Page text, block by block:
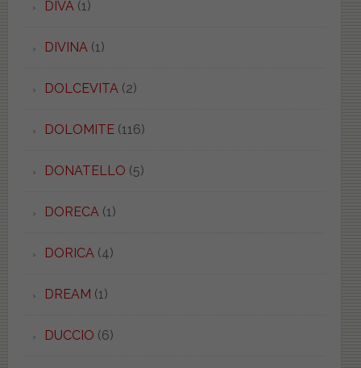
DIVA(1)
DIVINA(1)
DOLCEVITA(2)
DOLOMITE(116)
DONATELLO (5)
DORECA(1)
DORICA(4)
DREAM (1)
DUCCIO (6)